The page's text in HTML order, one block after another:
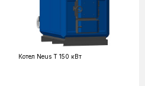
Котел Neus T 150 кВт